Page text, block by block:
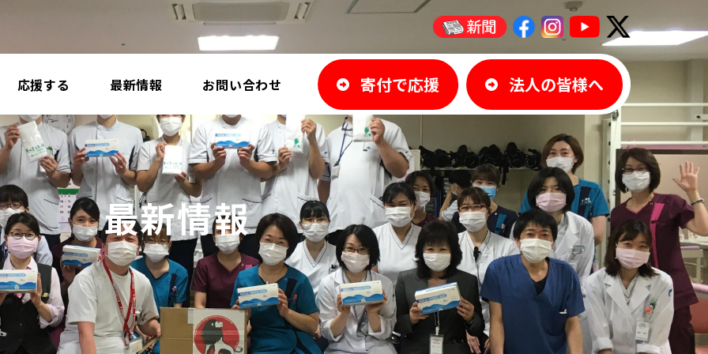
応援する 最新情報 お問い合わせ 寄付で応援 法人の皆様へ
最新情報